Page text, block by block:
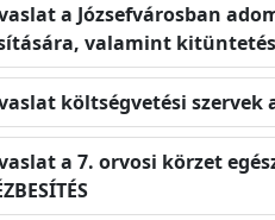
a Józsefvárosban
valamint
költségvetési
a 7. orvosi körzet